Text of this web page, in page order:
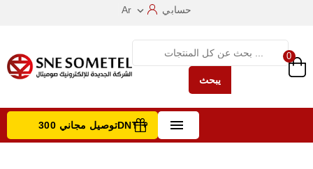
Ar  حسابي
يبحث
0
 توصيل مجاني 300DNT +